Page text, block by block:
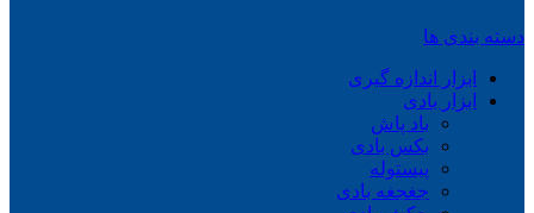
دسته بندی ها
ابزار اندازه گیری
ابزار بادی
باد پاش
بکس بادی
پیستوله
جغجغه بادی